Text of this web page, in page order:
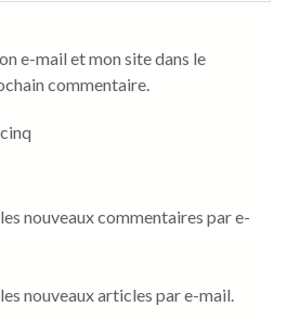
e-mail et mon site dans le
commentaire.
nouveaux commentaires par e-
nouveaux articles par e-mail.